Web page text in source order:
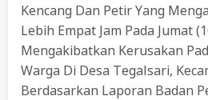
Kencang Dan Petir Yang
Lebih Empat Jam Pada Jumat
Mengakibatkan Kerusakan
Warga Di Desa Tegalsari,
Berdasarkan Laporan Badan